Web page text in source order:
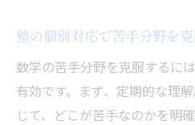
塾の個別対応で苦手分野を
数学の苦手分野を克服するに
有効です。まず、定期的な理
じて、どこが苦手なのかを明